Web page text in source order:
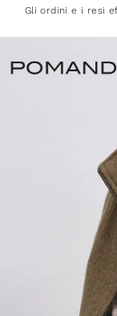
Gli ordini e i resi